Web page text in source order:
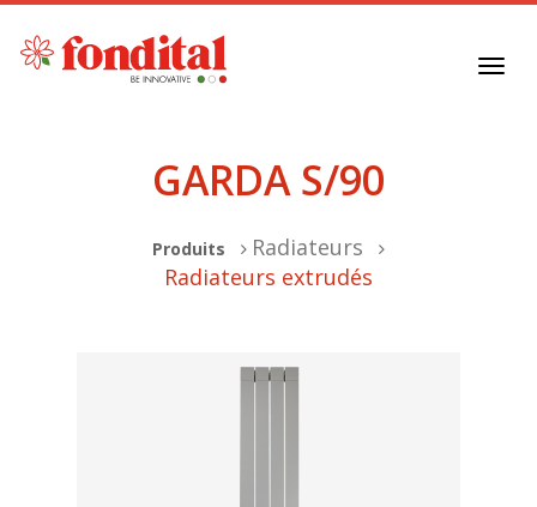
GARDA S/90
Produits
Radiateurs
Radiateurs extrudés